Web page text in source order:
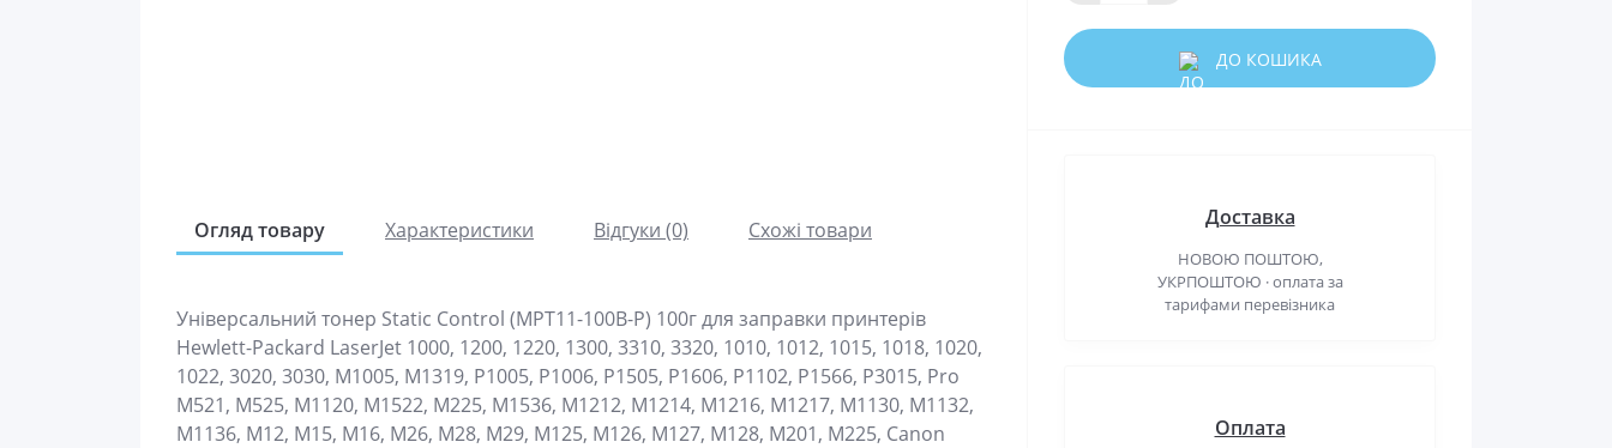
Огляд товару Характеристики Відгуки (0) Схожі товари
Універсальний тонер Static Control (MPT11-100B-P) 100г для заправки принтерів
Hewlett-Packard LaserJet 1000, 1200, 1220, 1300, 3310, 3320, 1010, 1012, 1015, 1018, 1020,
1022, 3020, 3030, M1005, M1319, P1005, P1006, P1505, P1606, P1102, P1566, P3015, Pro
M521, M525, M1120, M1522, M225, M1536, M1212, M1214, M1216, M1217, M1130, M1132,
M1136, M12, M15, M16, M26, M28, M29, M125, M126, M127, M128, M201, M225, Canon
ДО КОШИКА
Доставка
НОВОЮ ПОШТОЮ,
УКРПОШТОЮ · оплата за
тарифами перевізника
Оплата